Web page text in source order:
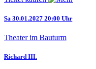
Sa 30.01.2027 20:00 Uhr
Theater im Bauturm
Richard III.